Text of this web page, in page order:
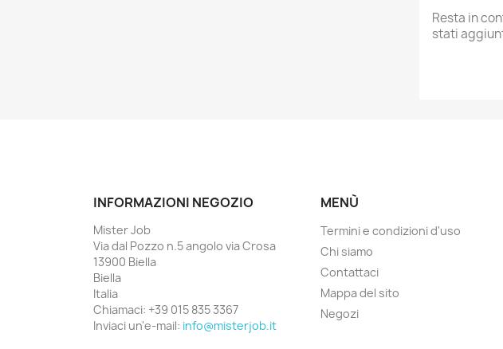
Resta in
stati
INFORMAZIONI NEGOZIO
Mister Job
Via dal Pozzo n.5 angolo via Crosa
13900 Biella
Biella
Italia
Chiamaci: +39 015 835 3367
Inviaci un'e-mail: info@misterjob.it
MENÙ
Termini e condizioni d'uso
Chi siamo
Contattaci
Mappa del sito
Negozi